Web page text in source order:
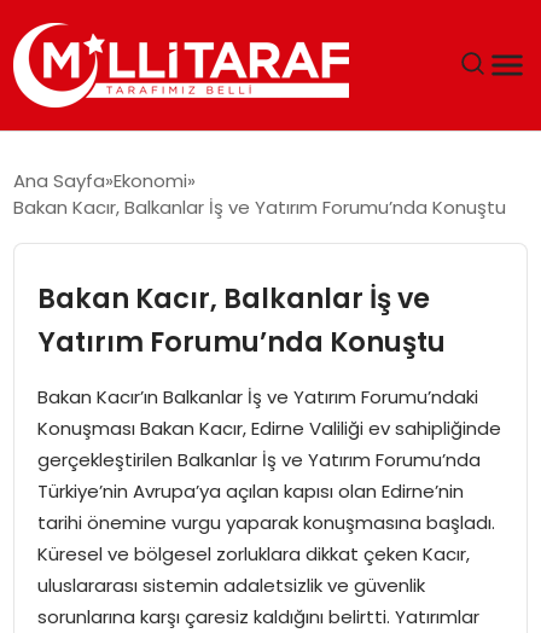
ÖZEL SAYFALAR
TEKNOLOJI
EKONOMI
SPOR
SIYASET
MAGAZIN
Ana Sayfa Ekonomi
Bakan Kacır, Balkanlar İş ve Yatırım Forumu’nda Konuştu
Bakan Kacır, Balkanlar İş ve
Yatırım Forumu’nda Konuştu
Bakan Kacır’ın Balkanlar İş ve Yatırım Forumu’ndaki
Konuşması Bakan Kacır, Edirne Valiliği ev sahipliğinde
gerçekleştirilen Balkanlar İş ve Yatırım Forumu’nda
Türkiye’nin Avrupa’ya açılan kapısı olan Edirne’nin
tarihi önemine vurgu yaparak konuşmasına başladı.
Küresel ve bölgesel zorluklara dikkat çeken Kacır,
uluslararası sistemin adaletsizlik ve güvenlik
sorunlarına karşı çaresiz kaldığını belirtti. Yatırımlar